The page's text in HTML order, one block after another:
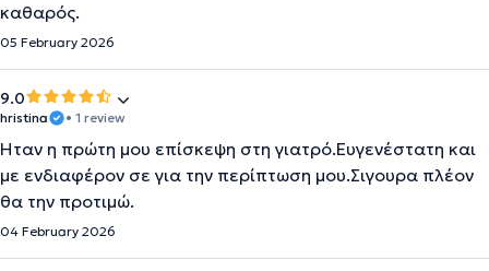
καθαρός.
05 February 2026
9.0
hristina • 1 review
Ήταν η πρώτη μου επίσκεψη στη γιατρό.Ευγενέστατη και
με ενδιαφέρον σε για την περίπτωση μου.Σιγουρα πλέον
θα την προτιμώ.
04 February 2026